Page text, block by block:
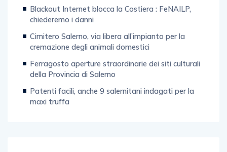
Blackout Internet blocca la Costiera : FeNAILP,
chiederemo i danni
Cimitero Salerno, via libera all’impianto per la
cremazione degli animali domestici
Ferragosto aperture straordinarie dei siti culturali
della Provincia di Salerno
Patenti facili, anche 9 salernitani indagati per la
maxi truffa